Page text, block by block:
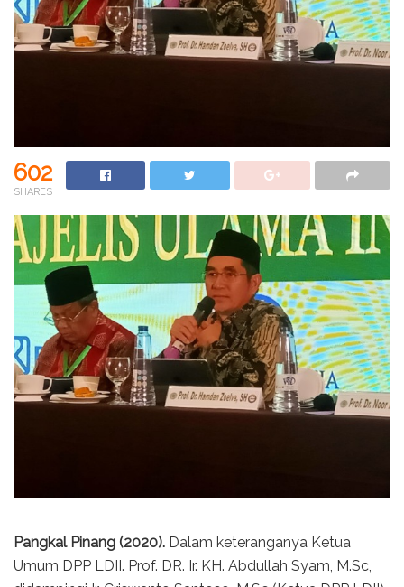
602
SHARES
Pangkal Pinang (2020). Dalam keteranganya Ketua
Umum DPP LDII. Prof. DR. Ir. KH. Abdullah Syam, M.Sc,